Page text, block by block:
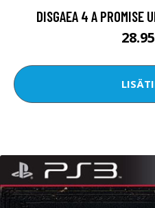
DISGAEA 4 A PROMISE